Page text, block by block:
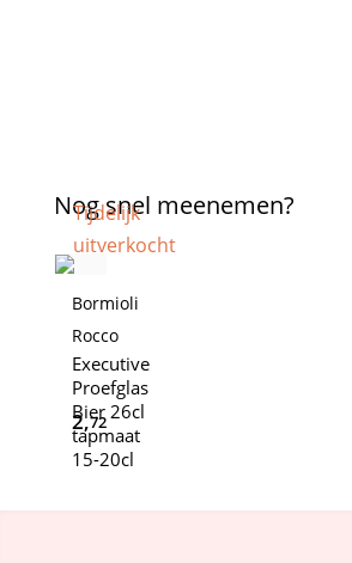
Nog snel meenemen?
Tijdelijk
uitverkocht
Bormioli
Rocco
Executive
Proefglas
Bier 26cl
tapmaat
15-20cl
2,72